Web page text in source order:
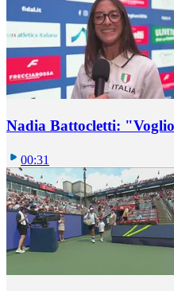
Nadia Battocletti:
00:31